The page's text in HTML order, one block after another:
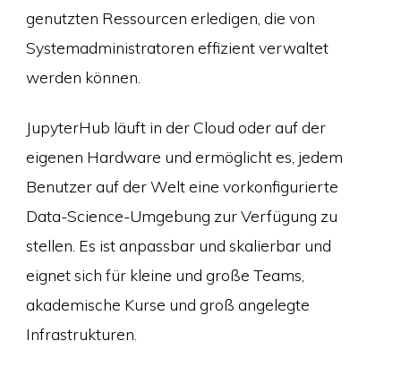
genutzten Ressourcen erledigen, die von
Systemadministratoren effizient verwaltet
werden können.
JupyterHub läuft in der Cloud oder auf der
eigenen Hardware und ermöglicht es, jedem
Benutzer auf der Welt eine vorkonfigurierte
Data-Science-Umgebung zur Verfügung zu
stellen. Es ist anpassbar und skalierbar und
eignet sich für kleine und große Teams,
akademische Kurse und groß angelegte
Infrastrukturen.